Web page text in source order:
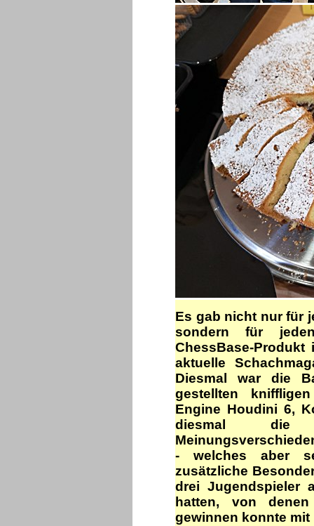
Es gab nicht nur für
sondern für
ChessBase-
aktuelle
Diesmal war die
gestellten
Engine Houdini 6,
diesmal die
- welches aber
zusätzliche
drei Jugendspieler
hatten, von
gewinnen konnte mit